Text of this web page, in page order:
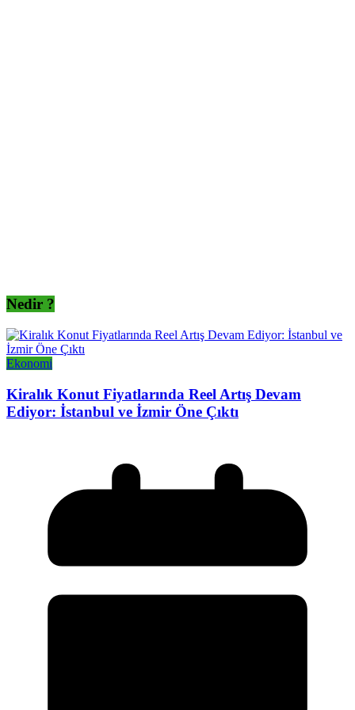
Nedir ?
Ekonomi
Kiralık Konut Fiyatlarında Reel Artış Devam
Ediyor: İstanbul ve İzmir Öne Çıktı